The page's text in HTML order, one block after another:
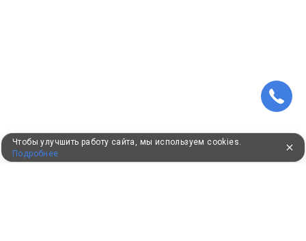
Чтобы улучшить работу сайта, мы используем cookies.
Подробнее